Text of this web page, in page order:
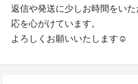
返信や発送に少しお時間をい
応を心がけています。
よろしくお願いいたします☺︎